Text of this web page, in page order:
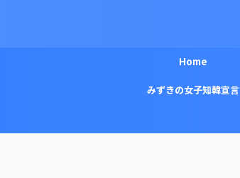
Home
みずきの女子知韓宣言